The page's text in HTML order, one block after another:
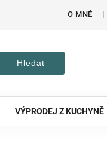
O MNĚ
Hledat
VÝPRODEJ Z KUCHYNĚ